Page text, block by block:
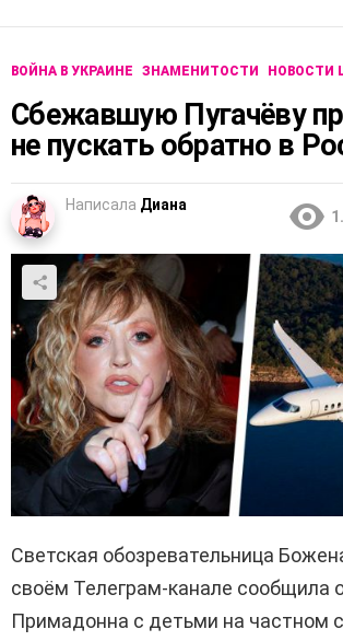
ВОЙНА В УКРАИНЕ ЗНАМЕНИТОСТИ НОВОСТИ
Сбежавшую Пугачёву
не пускать обратно в
Написала Диана
Светская обозревательница
своём Телеграм-канале сообщила
Примадонна с детьми на частном